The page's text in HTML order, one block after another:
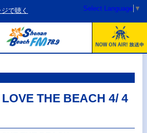
で聴く Select Language ▼
THE BEACH 4/ 4